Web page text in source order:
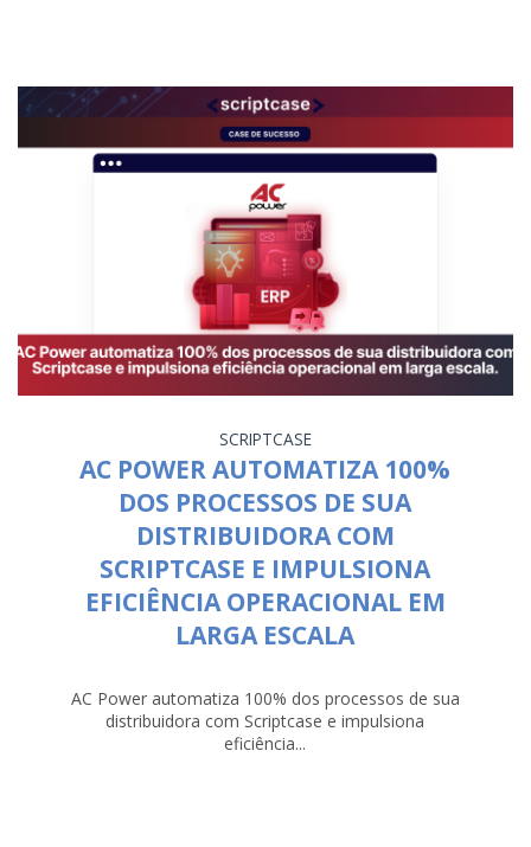
SCRIPTCASE
AC POWER AUTOMATIZA 100%
DOS PROCESSOS DE SUA
DISTRIBUIDORA COM
SCRIPTCASE E IMPULSIONA
EFICIÊNCIA OPERACIONAL EM
LARGA ESCALA
AC Power automatiza 100% dos processos de sua
distribuidora com Scriptcase e impulsiona
eficiência...